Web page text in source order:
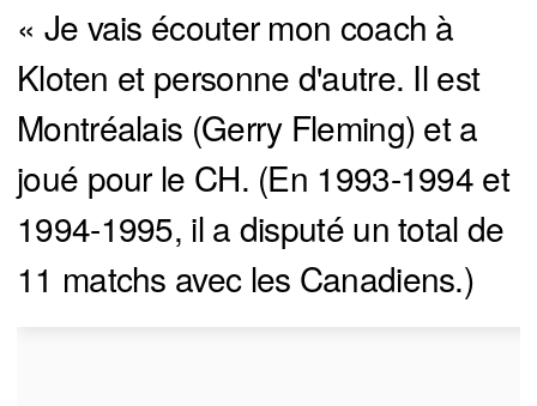
« Je vais écouter mon coach à
Kloten et personne d'autre. Il est
Montréalais (Gerry Fleming) et a
joué pour le CH. (En 1993-1994 et
1994-1995, il a disputé un total de
11 matchs avec les Canadiens.)